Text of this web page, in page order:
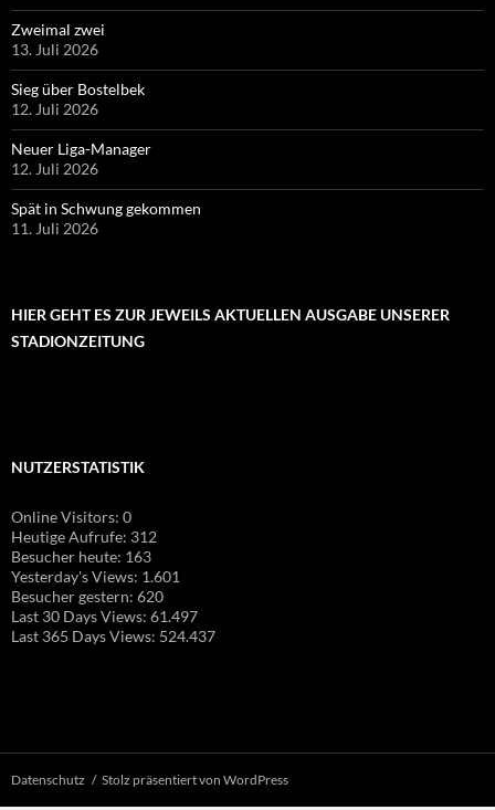
Zweimal zwei
13. Juli 2026
Sieg über Bostelbek
12. Juli 2026
Neuer Liga-Manager
12. Juli 2026
Spät in Schwung gekommen
11. Juli 2026
HIER GEHT ES ZUR JEWEILS AKTUELLEN AUSGABE UNSERER
STADIONZEITUNG
NUTZERSTATISTIK
Online Visitors: 0
Heutige Aufrufe: 312
Besucher heute: 163
Yesterday's Views: 1.601
Besucher gestern: 620
Last 30 Days Views: 61.497
Last 365 Days Views: 524.437
Datenschutz Stolz präsentiert von WordPress